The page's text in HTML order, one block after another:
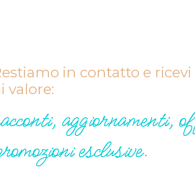
in contatto e
valore:
aggiornamenti,
esclusive.